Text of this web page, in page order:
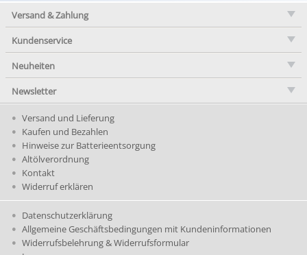
Versand & Zahlung
Kundenservice
Neuheiten
Newsletter
Versand und Lieferung
Kaufen und Bezahlen
Hinweise zur Batterieentsorgung
Altölverordnung
Kontakt
Widerruf erklären
Datenschutzerklärung
Allgemeine Geschäftsbedingungen mit Kundeninformationen
Widerrufsbelehrung & Widerrufsformular